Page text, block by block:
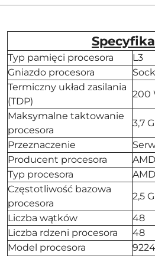
Typ pamięci procesora
L3
Gniazdo procesora
Termiczny układ zasilania
(TDP)
200
Maksymalne taktowanie
procesora
3,7
Przeznaczenie
Producent procesora
AMD
Typ procesora
Częstotliwość bazowa
procesora
2,5
Liczba wątków
48
Liczba rdzeni procesora
48
Model procesora
9224